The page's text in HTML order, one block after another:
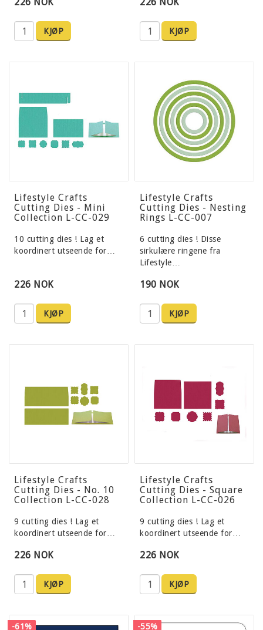
KJØP KJØP
Lifestyle Crafts
Cutting Dies - Mini
Collection L-CC-029
10 cutting dies ! Lag et
koordinert utseende for…
226 NOK
KJØP
Lifestyle Crafts
Cutting Dies - Nesting
Rings L-CC-007
6 cutting dies ! Disse
sirkulære ringene fra
Lifestyle…
190 NOK
KJØP
Lifestyle Crafts
Cutting Dies - No. 10
Collection L-CC-028
9 cutting dies ! Lag et
koordinert utseende for…
226 NOK
KJØP
Lifestyle Crafts
Cutting Dies - Square
Collection L-CC-026
9 cutting dies ! Lag et
koordinert utseende for…
226 NOK
KJØP
-61% -55%